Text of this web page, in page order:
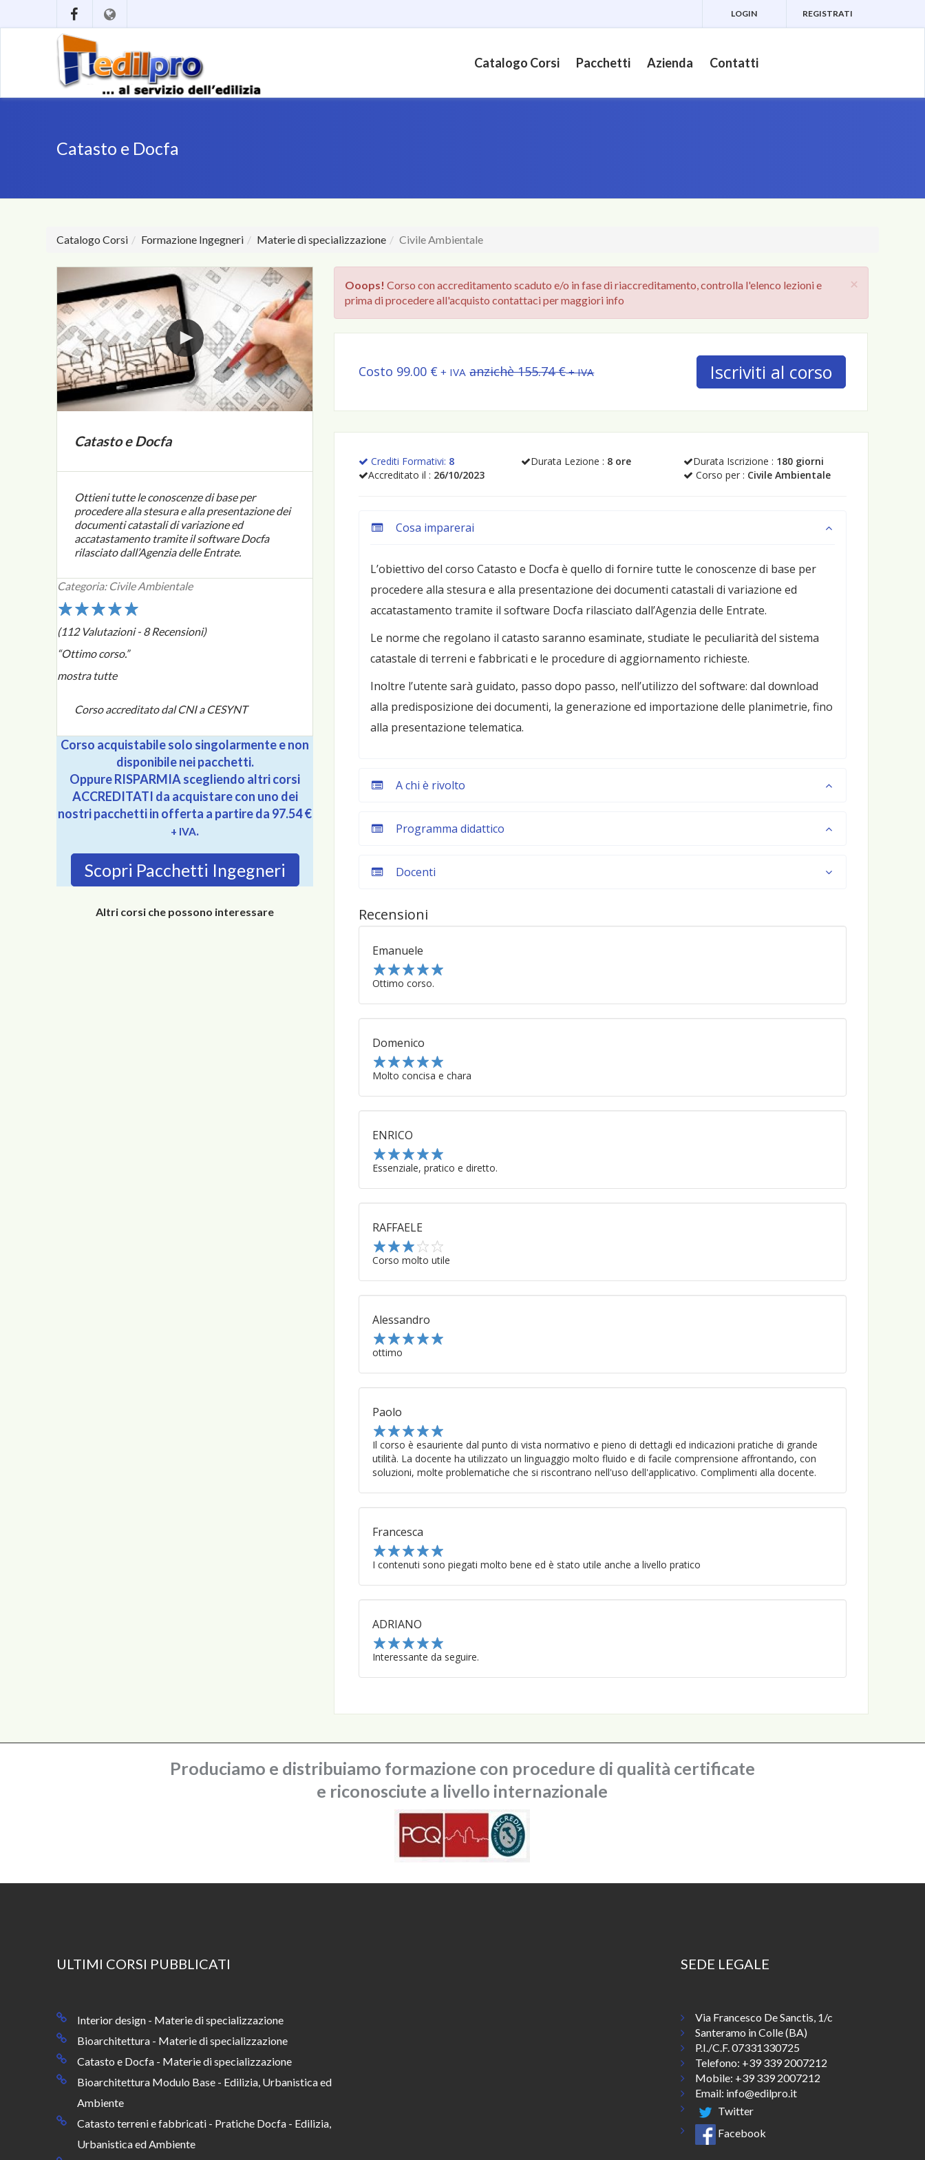
LOGIN REGISTRATI
Catalogo Corsi Pacchetti Azienda Contatti
Catasto e Docfa
Catalogo Corsi Formazione Ingegneri Materie di specializzazione Civile Ambientale
Catasto e Docfa
Ottieni tutte le conoscenze di base per
procedere alla stesura e alla presentazione dei
documenti catastali di variazione ed
accatastamento tramite il software Docfa
rilasciato dall’Agenzia delle Entrate.
Categoria: Civile Ambientale
3
2
1
(112 Valutazioni - 8 Recensioni)
“Ottimo corso.”
mostra tutte
Corso accreditato dal CNI a CESYNT
Corso acquistabile solo singolarmente e non
disponibile nei pacchetti.
Oppure RISPARMIA scegliendo altri corsi
ACCREDITATI da acquistare con uno dei
nostri pacchetti in offerta a partire da 97.54 €
+ IVA.
Scopri Pacchetti Ingegneri
Altri corsi che possono interessare
×
Ooops! Corso con accreditamento scaduto e/o in fase di riaccreditamento, controlla l'elenco lezioni e
prima di procedere all'acquisto contattaci per maggiori info
Costo 99.00 € + IVA anzichè 155.74 €+ IVA Iscriviti al corso
Crediti Formativi: 8 Durata Lezione : 8 ore Durata Iscrizione : 180 giorni
Accreditato il : 26/10/2023 Corso per : Civile Ambientale
Cosa imparerai
L’obiettivo del corso Catasto e Docfa è quello di fornire tutte le conoscenze di base per
procedere alla stesura e alla presentazione dei documenti catastali di variazione ed
accatastamento tramite il software Docfa rilasciato dall’Agenzia delle Entrate.
Le norme che regolano il catasto saranno esaminate, studiate le peculiarità del sistema
catastale di terreni e fabbricati e le procedure di aggiornamento richieste.
Inoltre l’utente sarà guidato, passo dopo passo, nell’utilizzo del software: dal download
alla predisposizione dei documenti, la generazione ed importazione delle planimetrie, fino
alla presentazione telematica.
A chi è rivolto
Programma didattico
Docenti
Recensioni
Emanuele
5
4
3
2
1
Ottimo corso.
Domenico
5
4
3
2
1
Molto concisa e chara
ENRICO
5
4
3
2
1
Essenziale, pratico e diretto.
RAFFAELE
5
4
3
2
1
Corso molto utile
Alessandro
3
2
1
ottimo
Paolo
5
4
3
2
1
Il corso è esauriente dal punto di vista normativo e pieno di dettagli ed indicazioni pratiche di grande
utilità. La docente ha utilizzato un linguaggio molto fluido e di facile comprensione affrontando, con
soluzioni, molte problematiche che si riscontrano nell'uso dell'applicativo. Complimenti alla docente.
Francesca
5
4
3
2
1
I contenuti sono piegati molto bene ed è stato utile anche a livello pratico
ADRIANO
5
4
3
2
1
Interessante da seguire.
Produciamo e distribuiamo formazione con procedure di qualità certificate
e riconosciute a livello internazionale
ULTIMI CORSI PUBBLICATI
Interior design - Materie di specializzazione
Bioarchitettura - Materie di specializzazione
Catasto e Docfa - Materie di specializzazione
Bioarchitettura Modulo Base - Edilizia, Urbanistica ed
Ambiente
Catasto terreni e fabbricati - Pratiche Docfa - Edilizia,
Urbanistica ed Ambiente
SEDE LEGALE
Via Francesco De Sanctis, 1/c
Santeramo in Colle (BA)
P.I./C.F. 07331330725
Telefono: +39 339 2007212
Mobile: +39 339 2007212
Email: info@edilpro.it
Twitter
Facebook